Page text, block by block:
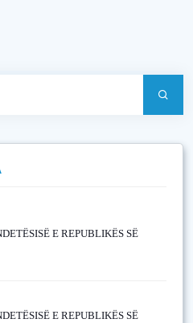
E REPUBLIKËS SË
E REPUBLIKËS SË